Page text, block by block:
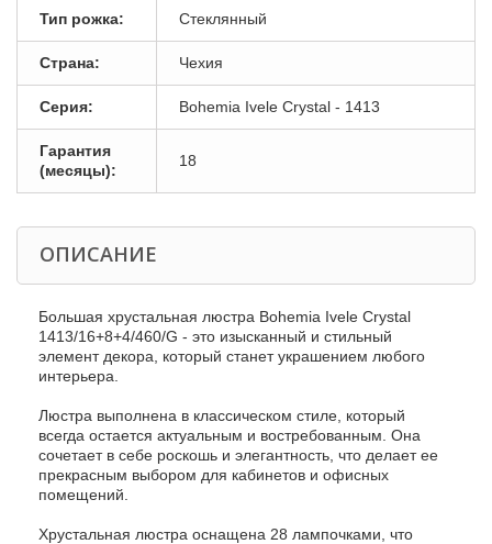
Тип рожка: Стеклянный
Страна: Чехия
Серия: Bohemia Ivele Crystal - 1413
Гарантия
(месяцы):
18
ОПИСАНИЕ
Большая хрустальная люстра Bohemia Ivele Crystal
1413/16+8+4/460/G - это изысканный и стильный
элемент декора, который станет украшением любого
интерьера.
Люстра выполнена в классическом стиле, который
всегда остается актуальным и востребованным. Она
сочетает в себе роскошь и элегантность, что делает ее
прекрасным выбором для кабинетов и офисных
помещений.
Хрустальная люстра оснащена 28 лампочками, что